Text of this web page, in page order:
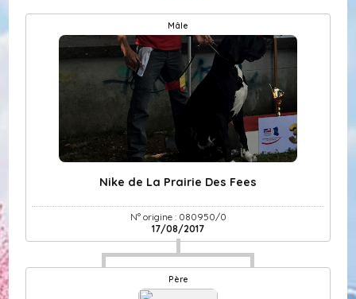
mâle
Nike de La Prairie Des Fees
N° origine : 080950/0
17/08/2017
Père